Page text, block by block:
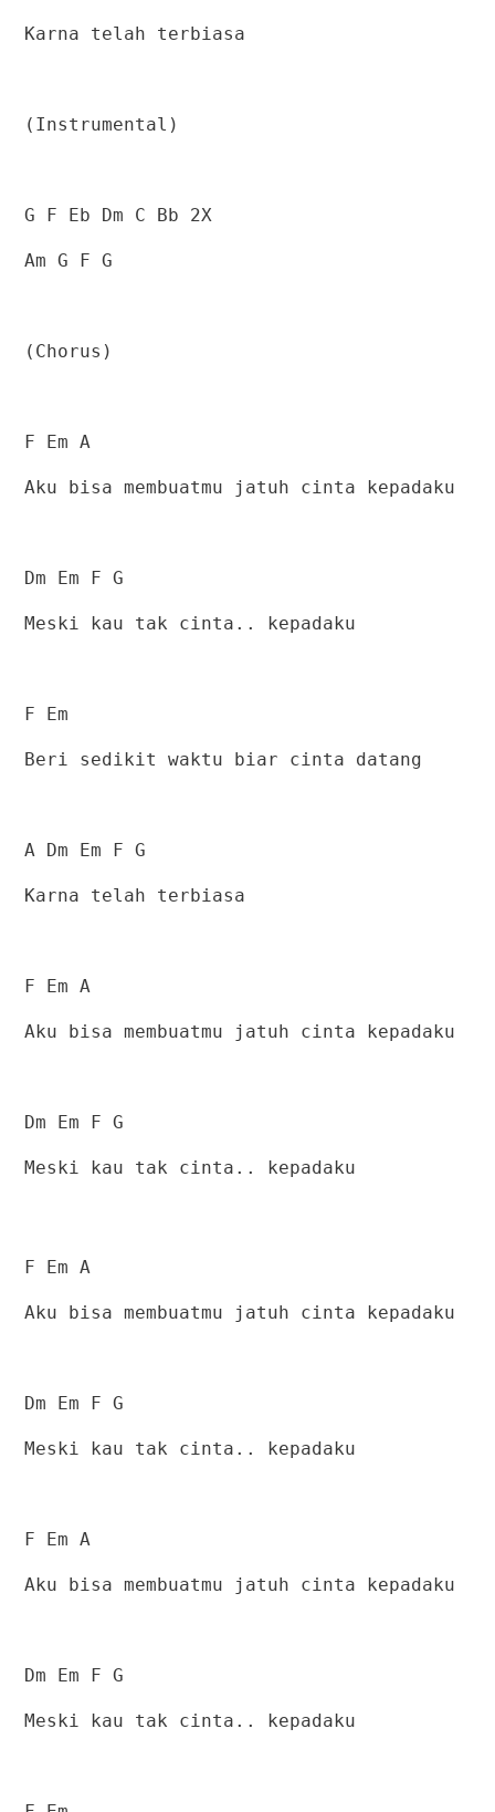
Karna telah terbiasa
(Instrumental)
G F Eb Dm C Bb 2X
Am G F G
(Chorus)
F Em A
Aku bisa membuatmu jatuh cinta kepadaku
Dm Em F G
Meski kau tak cinta.. kepadaku
F Em
Beri sedikit waktu biar cinta datang
A Dm Em F G
Karna telah terbiasa
F Em A
Aku bisa membuatmu jatuh cinta kepadaku
Dm Em F G
Meski kau tak cinta.. kepadaku
F Em A
Aku bisa membuatmu jatuh cinta kepadaku
Dm Em F G
Meski kau tak cinta.. kepadaku
F Em A
Aku bisa membuatmu jatuh cinta kepadaku
Dm Em F G
Meski kau tak cinta.. kepadaku